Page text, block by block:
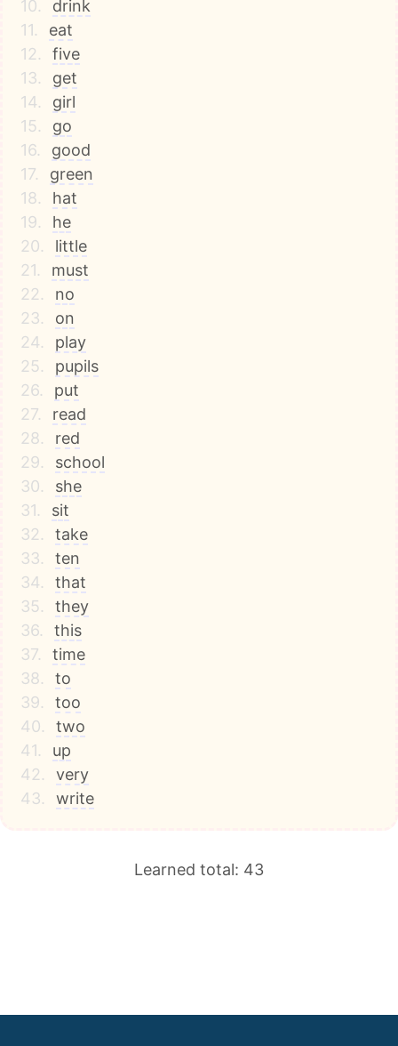
10.
drink
11.
eat
12.
five
13.
get
14.
girl
15.
go
16.
good
17.
green
18.
hat
19.
he
20.
little
21.
must
22.
no
23.
on
24.
play
25.
pupils
26.
put
27.
read
28.
red
29.
school
30.
she
31.
sit
32.
take
33.
ten
34.
that
35.
they
36.
this
37.
time
38.
to
39.
too
40.
two
41.
up
42.
very
43.
write
Learned total: 43